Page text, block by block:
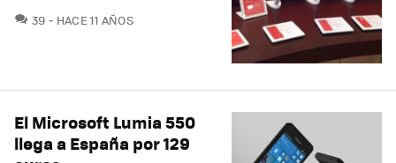
39 COMENTARIOS
HACE 11 AÑOS
El Microsoft Lumia 550
llega a España por 129